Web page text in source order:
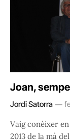
Joan,
Jordi Satorra
Vaig conèixer
2013 de la mà